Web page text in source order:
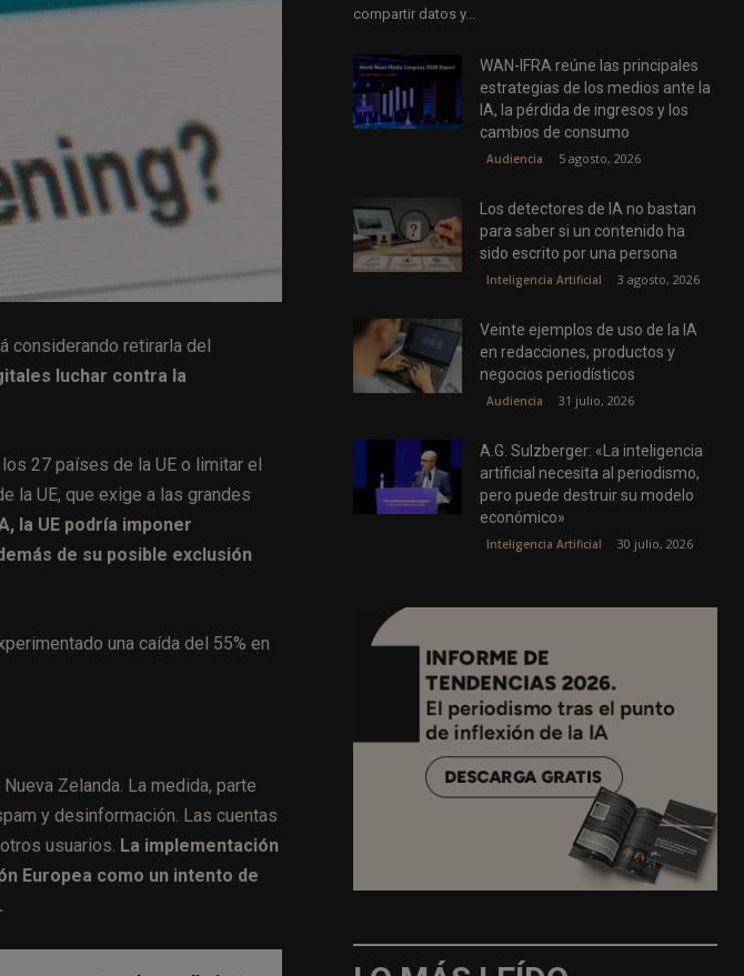
considerando retirarla del
luchar contra la
27 países de la UE o limitar el
la UE, que exige a las grandes
la UE podría imponer
de su posible exclusión
una caída del 55% en
Zelanda. La medida, parte
y desinformación. Las cuentas
usuarios. La implementación
Europea como un intento de
compartir datos y...
WAN-IFRA reúne las principales
estrategias de los medios ante la
IA, la pérdida de ingresos y los
cambios de consumo
Audiencia 5 agosto, 2026
Los detectores de IA no bastan
para saber si un contenido ha
sido escrito por una persona
Inteligencia Artificial 3 agosto, 2026
Veinte ejemplos de uso de la IA
en redacciones, productos y
negocios periodísticos
Audiencia 31 julio, 2026
A.G. Sulzberger: «La inteligencia
artificial necesita al periodismo,
pero puede destruir su modelo
económico»
Inteligencia Artificial 30 julio, 2026